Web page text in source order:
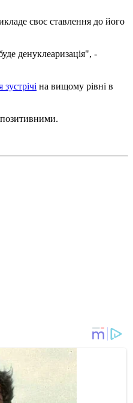
своє ставлення до його
денуклеаризація", -
на вищому рівні в
позитивними.